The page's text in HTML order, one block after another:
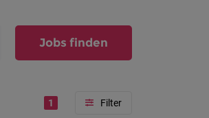
Jobs finden
1